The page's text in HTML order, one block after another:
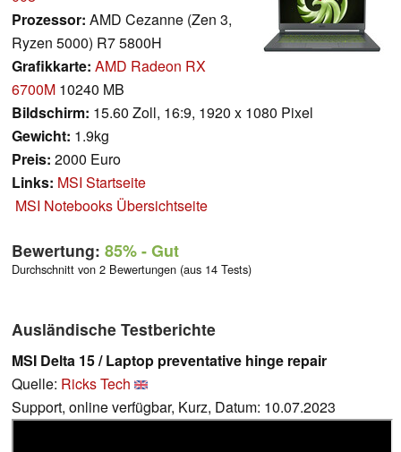
Prozessor: AMD Cezanne (Zen 3,
Ryzen 5000) R7 5800H
Grafikkarte: AMD Radeon RX
6700M 10240 MB
Bildschirm: 15.60 Zoll, 16:9, 1920 x 1080 Pixel
Gewicht: 1.9kg
Preis: 2000 Euro
Links: MSI Startseite
MSI Notebooks Übersichtseite
Bewertung: 85%- Gut
Durchschnitt von 2 Bewertungen (aus 14 Tests)
Ausländische Testberichte
MSI Delta 15 / Laptop preventative hinge repair
Quelle: Ricks Tech
Support, online verfügbar, Kurz, Datum: 10.07.2023